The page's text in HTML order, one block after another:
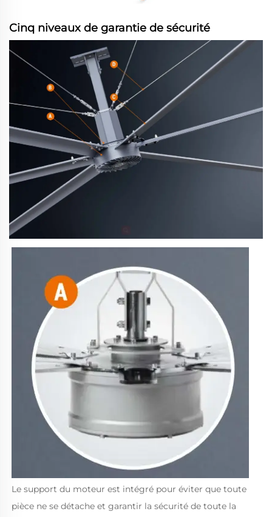
Cinq niveaux de garantie de sécurité
Le support du moteur est intégré pour éviter que toute
pièce ne se détache et garantir la sécurité de toute la